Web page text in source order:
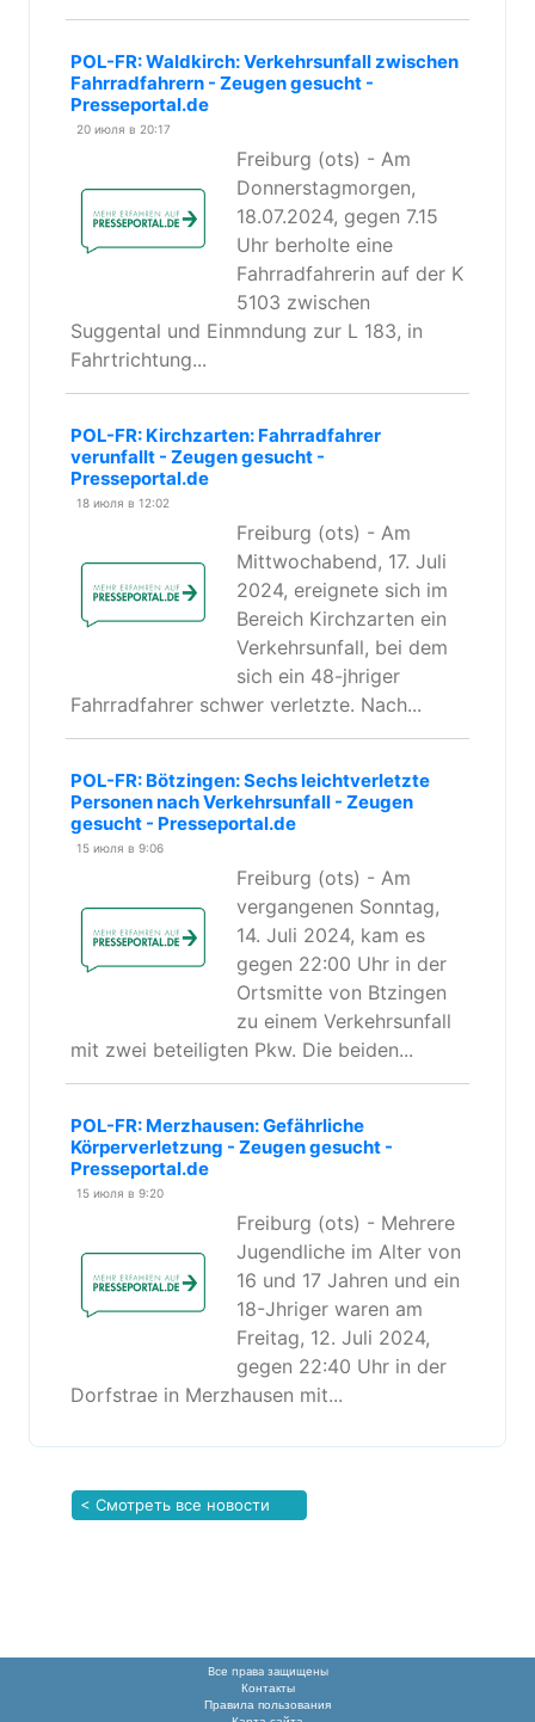
POL-FR: Waldkirch: Verkehrsunfall zwischen
Fahrradfahrern - Zeugen gesucht -
Presseportal.de
20 июля в 20:17
Freiburg (ots) - Am
Donnerstagmorgen,
18.07.2024, gegen 7.15
Uhr berholte eine
Fahrradfahrerin auf der K
5103 zwischen
Suggental und Einmndung zur L 183, in
Fahrtrichtung...
POL-FR: Kirchzarten: Fahrradfahrer
verunfallt - Zeugen gesucht -
Presseportal.de
18 июля в 12:02
Freiburg (ots) - Am
Mittwochabend, 17. Juli
2024, ereignete sich im
Bereich Kirchzarten ein
Verkehrsunfall, bei dem
sich ein 48-jhriger
Fahrradfahrer schwer verletzte. Nach...
POL-FR: Bötzingen: Sechs leichtverletzte
Personen nach Verkehrsunfall - Zeugen
gesucht - Presseportal.de
15 июля в 9:06
Freiburg (ots) - Am
vergangenen Sonntag,
14. Juli 2024, kam es
gegen 22:00 Uhr in der
Ortsmitte von Btzingen
zu einem Verkehrsunfall
mit zwei beteiligten Pkw. Die beiden...
POL-FR: Merzhausen: Gefährliche
Körperverletzung - Zeugen gesucht -
Presseportal.de
15 июля в 9:20
Freiburg (ots) - Mehrere
Jugendliche im Alter von
16 und 17 Jahren und ein
18-Jhriger waren am
Freitag, 12. Juli 2024,
gegen 22:40 Uhr in der
Dorfstrae in Merzhausen mit...
< Смотреть все новости
Все права защищены
Контакты
Правила пользования